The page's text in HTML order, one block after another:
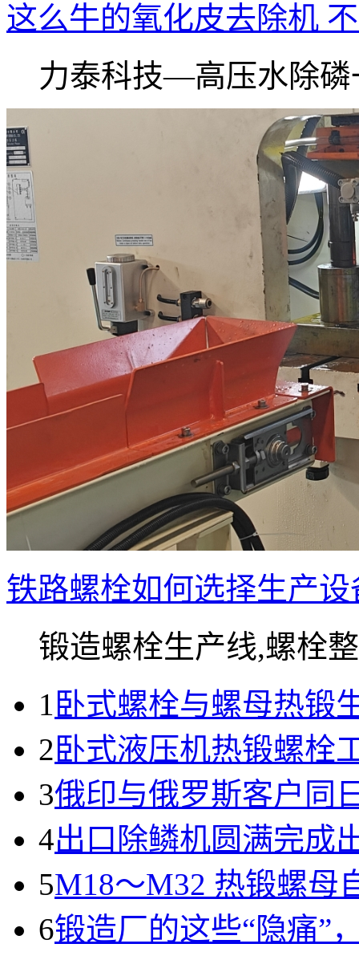
这么牛的氧化皮去除机
力泰科技—高压水除磷
铁路螺栓如何选择生产设
锻造螺栓生产线,螺栓
1 卧式螺栓与螺母热锻
2卧式液压机热锻螺栓
3俄印与俄罗斯客户同
4出口除鳞机圆满完成
5M18～M32 热锻螺母
6锻造厂的这些“隐痛”